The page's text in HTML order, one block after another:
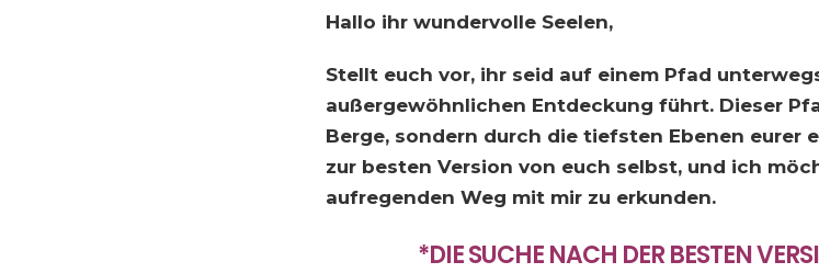
Hallo ihr wundervolle Seelen,
Stellt euch vor, ihr seid auf einem Pfad
außergewöhnlichen Entdeckung führt. Dieser
Berge, sondern durch die tiefsten Ebenen eurer
zur besten Version von euch selbst, und ich
aufregenden Weg mit mir zu erkunden.
*DIE SUCHE NACH DER BESTEN